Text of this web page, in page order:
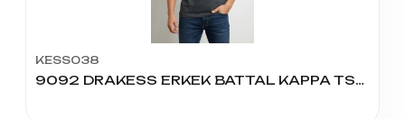
KESS038
9092 DRAKESS ERKEK BATTAL KAPPA TSHIRT